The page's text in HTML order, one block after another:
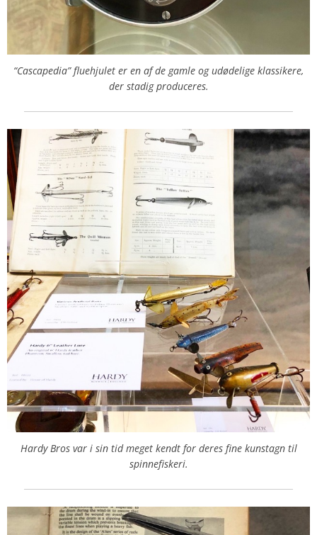
“Cascapedia” fluehjulet er en af de gamle og udødelige klassikere,
der stadig produceres.
Hardy Bros var i sin tid meget kendt for deres fine kunstagn til
spinnefiskeri.